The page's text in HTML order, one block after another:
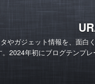
やガジェット情報を、面
。2024年初にブログテンプ